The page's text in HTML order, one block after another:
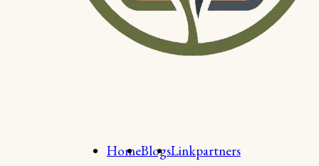
HomeBlogsLinkpartners